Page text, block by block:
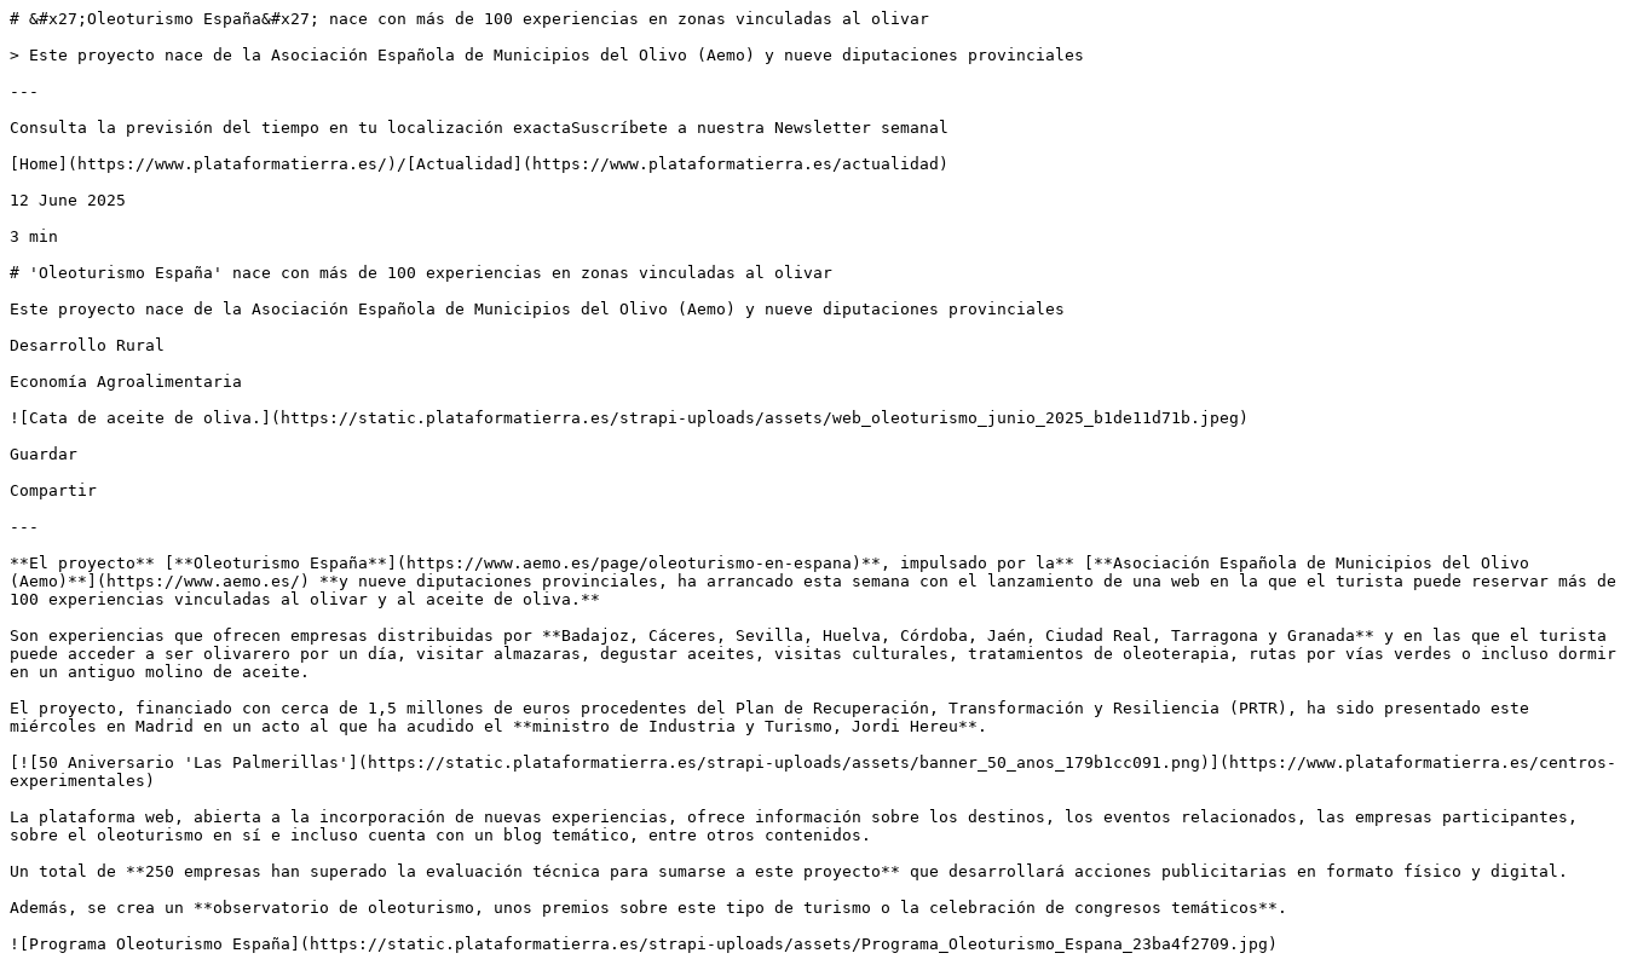
# &#x27;Oleoturismo España&#x27; nace con más de 100 experiencias en zonas vinculadas al olivar
> Este proyecto nace de la Asociación Española de Municipios del Olivo (Aemo) y nueve diputaciones provinciales
---
Consulta la previsión del tiempo en tu localización exactaSuscríbete a nuestra Newsletter semanal
[Home](https://www.plataformatierra.es/)/[Actualidad](https://www.plataformatierra.es/actualidad)
12 June 2025
3 min
# 'Oleoturismo España' nace con más de 100 experiencias en zonas vinculadas al olivar
Este proyecto nace de la Asociación Española de Municipios del Olivo (Aemo) y nueve diputaciones provinciales
Desarrollo Rural
Economía Agroalimentaria
![Cata de aceite de oliva.](https://static.plataformatierra.es/strapi-uploads/assets/web_oleoturismo_junio_2025_b1de11d71b.jpeg)
Guardar
Compartir
---
**El proyecto** [**Oleoturismo España**](https://www.aemo.es/page/oleoturismo-en-espana)**, impulsado por la** [**Asociación Española de Municipios del Olivo
(Aemo)**](https://www.aemo.es/) **y nueve diputaciones provinciales, ha arrancado esta semana con el lanzamiento de una web en la que el turista puede reservar más de
100 experiencias vinculadas al olivar y al aceite de oliva.**
Son experiencias que ofrecen empresas distribuidas por **Badajoz, Cáceres, Sevilla, Huelva, Córdoba, Jaén, Ciudad Real, Tarragona y Granada** y en las que el turista
puede acceder a ser olivarero por un día, visitar almazaras, degustar aceites, visitas culturales, tratamientos de oleoterapia, rutas por vías verdes o incluso dormir
en un antiguo molino de aceite.
El proyecto, financiado con cerca de 1,5 millones de euros procedentes del Plan de Recuperación, Transformación y Resiliencia (PRTR), ha sido presentado este
miércoles en Madrid en un acto al que ha acudido el **ministro de Industria y Turismo, Jordi Hereu**.
[![50 Aniversario 'Las Palmerillas'](https://static.plataformatierra.es/strapi-uploads/assets/banner_50_anos_179b1cc091.png)](https://www.plataformatierra.es/centros-
experimentales)
La plataforma web, abierta a la incorporación de nuevas experiencias, ofrece información sobre los destinos, los eventos relacionados, las empresas participantes,
sobre el oleoturismo en sí e incluso cuenta con un blog temático, entre otros contenidos.
Un total de **250 empresas han superado la evaluación técnica para sumarse a este proyecto** que desarrollará acciones publicitarias en formato físico y digital.
Además, se crea un **observatorio de oleoturismo, unos premios sobre este tipo de turismo o la celebración de congresos temáticos**.
![Programa Oleoturismo España](https://static.plataformatierra.es/strapi-uploads/assets/Programa_Oleoturismo_Espana_23ba4f2709.jpg)